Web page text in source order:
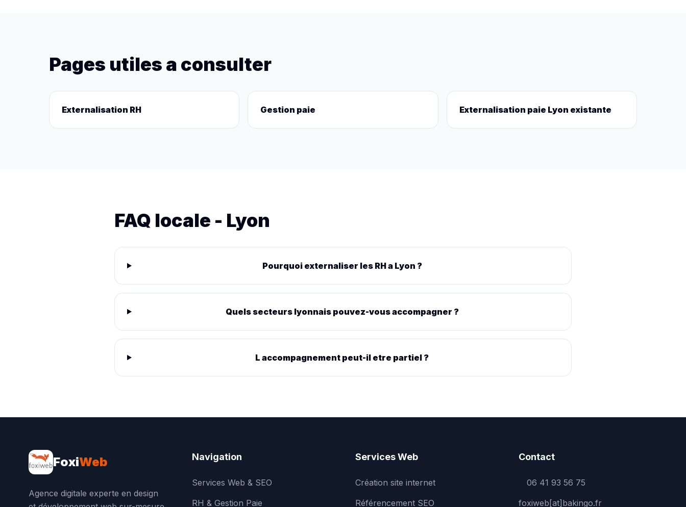
Pages utiles a consulter
Externalisation RH Gestion paie Externalisation paie Lyon existante
FAQ locale - Lyon
Pourquoi externaliser les RH a Lyon ?
Quels secteurs lyonnais pouvez-vous accompagner ?
L accompagnement peut-il etre partiel ?
FoxiWeb
Agence digitale experte en design
Navigation
Services Web & SEO
RH & Gestion Paie
Services Web
Création site internet
Référencement SEO
Contact
06 41 93 56 75
foxiweb[at]bakingo.fr